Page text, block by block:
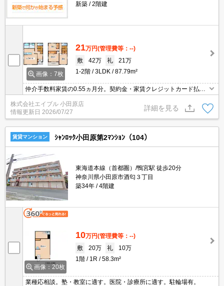
新築
2階建
画像：7枚
21万円(管理費等：--)
敷
42万 礼
21万
1-2階
3LDK 87.79m²
仲介手数料家賃の0.55ヵ月分。契約金・家賃クレジットカード払い
可（ポイント還元あり）。人気の戸建。駐車場1台分無料。システ
ムキッチン。新生活のスタートはここから。オンライン内見対応
可。
株式会社エイブル 小田原店
情報更新日 2026/07/27
詳細を見る
賃貸マンション ｼｬﾝﾛｯｸ小田原第2ﾏﾝｼｮﾝ（104）
東海道本線（首都圏）/鴨宮駅 徒歩20分
神奈川県小田原市酒匂３丁目
築34年
4階建
画像：20枚
10万円(管理費等：--)
敷
20万 礼
10万
1階
1R 58.3m²
業種応相談。塾・教室に適す。医院・診療所に適す。駐輪場有。